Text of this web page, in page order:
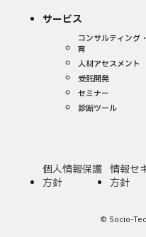
サービス
コンサルティング
育
人材アセスメント
受託開発
セミナー
診断ツール
個人情報保護
方針
情報セ
方針
© Socio-